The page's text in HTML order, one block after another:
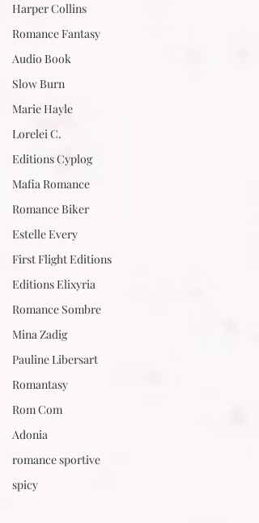
Harper Collins
Romance Fantasy
Audio Book
Slow Burn
Marie Hayle
Lorelei C.
Editions Cyplog
Mafia Romance
Romance Biker
Estelle Every
First Flight Editions
Editions Elixyria
Romance Sombre
Mina Zadig
Pauline Libersart
Romantasy
Rom Com
Adonia
romance sportive
spicy